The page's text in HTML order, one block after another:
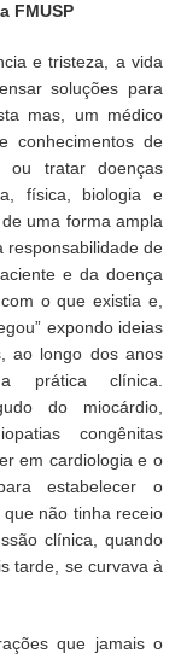
FMUSP
e tristeza, a vida
soluções para
mas, um médico
conhecimentos de
ou tratar doenças
física, biologia e
uma forma ampla
responsabilidade de
e da doença
o que existia e,
expondo ideias
ao longo dos anos
prática clínica.
do miocárdio,
congênitas
em cardiologia e o
estabelecer o
não tinha receio
clínica, quando
tarde, se curvava à
que jamais o